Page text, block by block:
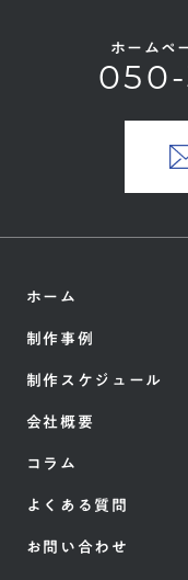
ホームペ
ホーム
制作事例
制作スケジュール
会社概要
コラム
よくある質問
お問い合わせ